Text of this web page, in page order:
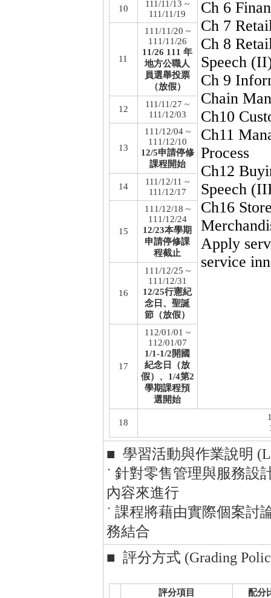
10
111/11/13 ~
111/11/19
Ch 6
Ch 7
Ch 8
Speech
Ch 9
Chain
Ch10
Ch11
Process
Ch12
Speech
Ch16
Apply
service
11
111/11/20 ~
111/11/26
11/26 111 年
地方公職人
員選舉投票
（放假）
12
111/11/27 ~
111/12/03
13
111/12/04 ~
111/12/10
12/5申請停修
課程開始
14
111/12/11 ~
111/12/17
15
111/12/18 ~
111/12/24
12/23本學期
申請停修課
程截止
16
111/12/25 ~
111/12/31
12/25行憲紀
念日、聖誕
節（放假）
17
112/01/01 ~
112/01/07
1/1-1/2開國
紀念日（放
假）、1/4第2
學期課程預
選開始
18
■ 學習活動與作業說明
˙ 針對零售管理與服務設
內容來進行
˙ 課程將藉由實際個案討
務結合
■ 評分方式 (Grading
評分項目
配分